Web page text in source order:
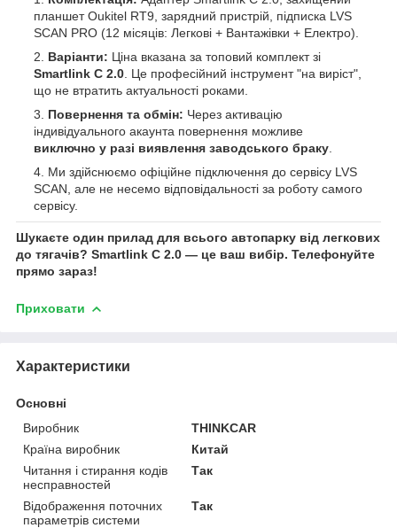
планшет Oukitel RT9, зарядний пристрій, підписка LVS
SCAN PRO (12 місяців: Легкові + Вантажівки + Електро).
Варіанти: Ціна вказана за топовий комплект зі
Smartlink C 2.0 . Це професійний інструмент "на виріст",
що не втратить актуальності роками.
Повернення та обмін: Через активацію
індивідуального акаунта повернення можливе
виключно у разі виявлення заводського браку
Ми здійснюємо офіційне підключення до сервісу LVS
SCAN, але не несемо відповідальності за роботу самого
сервісу.
Шукаєте один прилад для всього автопарку від легкових
до тягачів? Smartlink C 2.0 — це ваш вибір. Телефонуйте
прямо зараз!
Приховати
Характеристики
Основні
Виробник
THINKCAR
Країна виробник
Китай
Читання і стирання кодів
несправностей
Так
Відображення поточних
параметрів системи
Так